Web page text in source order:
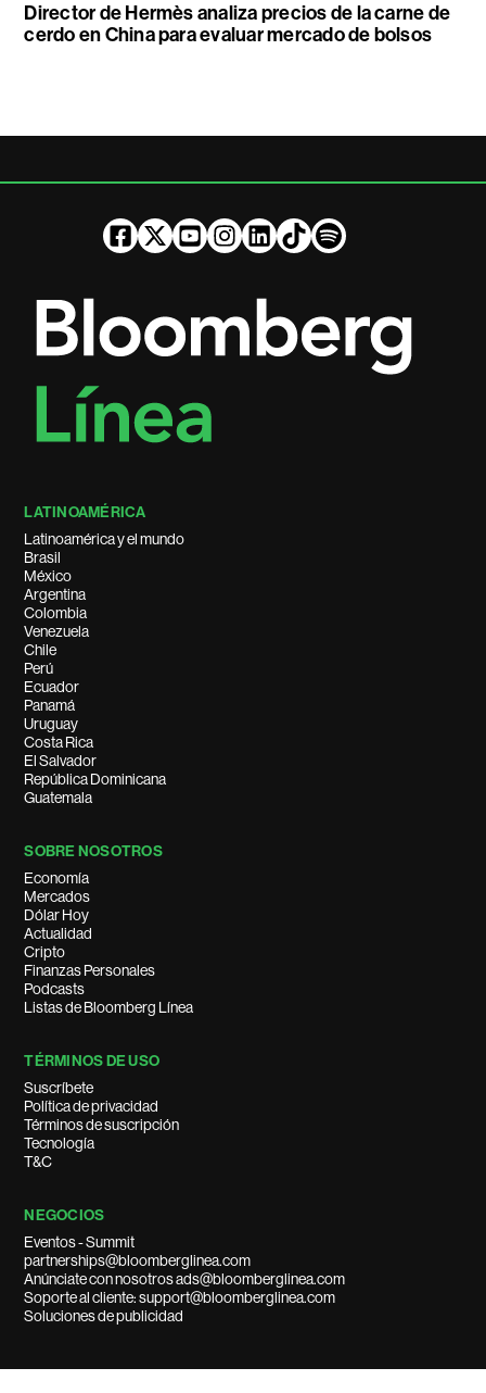
Director de Hermès analiza precios de la carne de
cerdo en China para evaluar mercado de bolsos
LATINOAMÉRICA
Latinoamérica y el mundo
Brasil
México
Argentina
Colombia
Venezuela
Chile
Perú
Ecuador
Panamá
Uruguay
Costa Rica
El Salvador
República Dominicana
Guatemala
SOBRE NOSOTROS
Economía
Mercados
Dólar Hoy
Actualidad
Cripto
Finanzas Personales
Podcasts
Listas de Bloomberg Línea
TÉRMINOS DE USO
Suscríbete
Política de privacidad
Términos de suscripción
Tecnología
T&C
NEGOCIOS
Eventos - Summit
partnerships@bloomberglinea.com
Anúnciate con nosotros ads@bloomberglinea.com
Soporte al cliente: support@bloomberglinea.com
Soluciones de publicidad